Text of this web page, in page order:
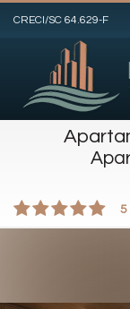
CRECI/SC 64.629-F
5